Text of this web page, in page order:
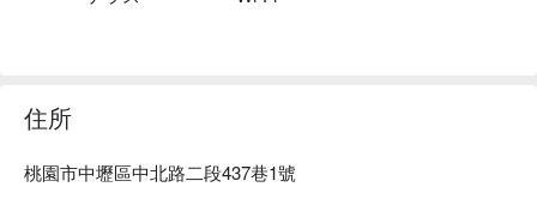
住所
桃園市中壢區中北路二段437巷1號